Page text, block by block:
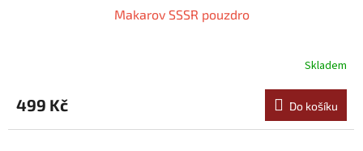
Makarov SSSR pouzdro
Skladem
499 Kč Do košíku